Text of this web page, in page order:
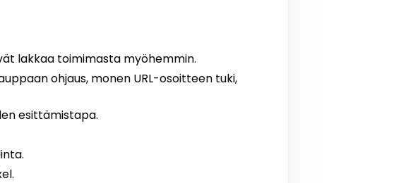
lakkaa toimimasta myöhemmin.
ohjaus, monen URL-osoitteen tuki,
esittämistapa.